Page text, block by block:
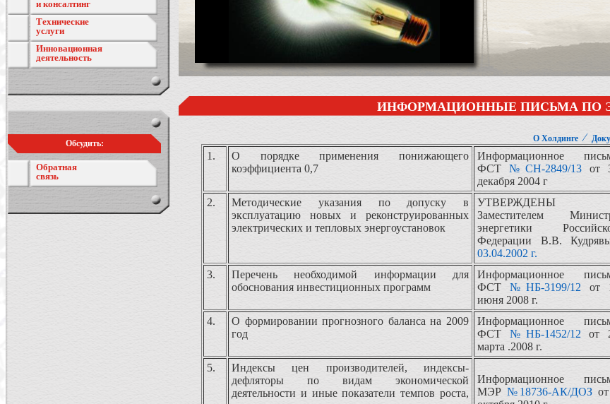
и консалтинг
Технические
услуги
Инновационная
деятельность
Обсудить:
Обратная
связь
ИНФОРМАЦИОННЫЕ ПИСЬМА ПО
О Холдинге ⁄
1.
О порядке применения понижающего
коэффициента 0,7
Информационное
ФСТ№СН-2849/13от
декабря 2004 г
2.
Методические указания по допуску в
эксплуатацию новых и реконструированных
электрических и тепловых энергоустановок
УТВЕРЖДЕНЫ
Заместителем
энергетики
Федерации В.В.
03.04.2002 г.
3.
Перечень необходимой информации для
обоснования инвестиционных программ
Информационное
ФСТ №НБ-3199/12 от
июня 2008 г.
4.
О формировании прогнозного баланса на 2009
год
Информационное
ФСТ №НБ-1452/12 от
марта .2008 г.
5.
Индексы цен производителей, индексы-
дефляторы по видам экономической
деятельности и иные показатели темпов роста,
Информационное
МЭР №18736-АК/ДОЗ